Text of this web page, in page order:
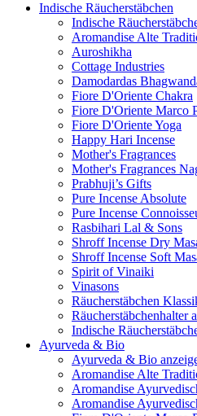
Indische Räucherstäbchen
Indische
Aromandise Alte
Auroshikha
Cottage Industries
Damodardas
Fiore D'Oriente Chakra
Fiore D'Oriente Marco
Fiore D'Oriente Yoga
Happy Hari Incense
Mother's Fragrances
Mother's Fragrances
Prabhuji’s Gifts
Pure Incense Absolute
Pure Incense
Rasbihari Lal & Sons
Shroff Incense Dry
Shroff Incense Soft
Spirit of Vinaiki
Vinasons
Räucherstäbchen
Räucherstäbchenhalter
Indische
Ayurveda & Bio
Ayurveda & Bio
Aromandise Alte
Aromandise
Aromandise